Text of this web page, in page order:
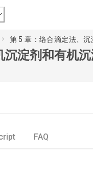
第 5 章：络合滴定法、
淀剂和有机沉
FAQ